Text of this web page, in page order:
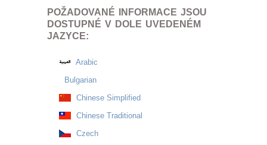
POŽADOVANÉ INFORMACE JSOU
DOSTUPNÉ V DOLE UVEDENÉM
JAZYCE:
Arabic
Bulgarian
Chinese Simplified
Chinese Traditional
Czech